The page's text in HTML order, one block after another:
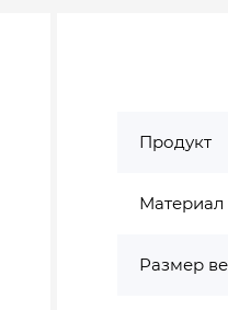
Продукт
Материал
Размер